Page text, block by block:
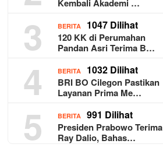
Kembali Akademi …
3 BERITA 1047 Dilihat
120 KK di Perumahan
Pandan Asri Terima B…
4 BERITA 1032 Dilihat
BRI BO Cilegon Pastikan
Layanan Prima Me…
5 BERITA 991 Dilihat
Presiden Prabowo Terima
Ray Dalio, Bahas…